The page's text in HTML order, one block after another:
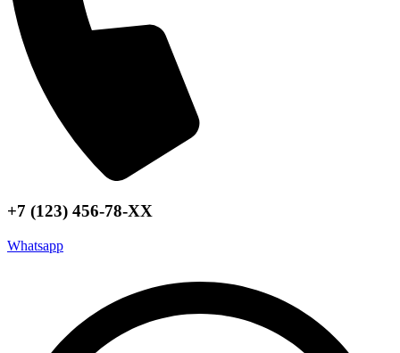
+7 (123) 456-78-ХХ
Whatsapp